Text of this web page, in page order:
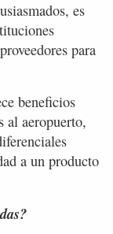
es
para
beneficios
al aeropuerto,
a un producto